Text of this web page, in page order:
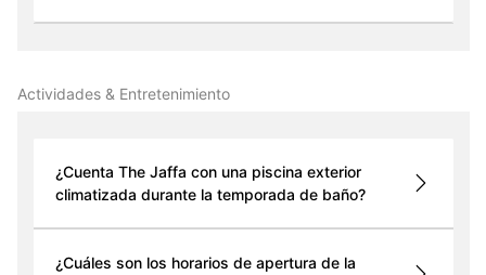
Actividades & Entretenimiento
¿Cuenta The Jaffa con una piscina exterior
climatizada durante la temporada de baño?
¿Cuáles son los horarios de apertura de la